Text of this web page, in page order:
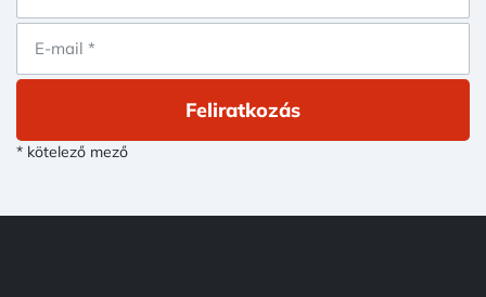
Feliratkozás
* kötelező mező